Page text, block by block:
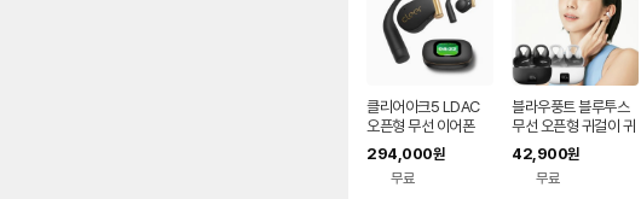
클리어아크5 LDAC
오픈형 무선 이어폰
294,000원
무료
블라우풍트 블루투스
무선 오픈형 귀걸이 귀
찌형 이어폰 귀걸이형
이어클립 러닝 귀찌이
어폰
42,900원
무료